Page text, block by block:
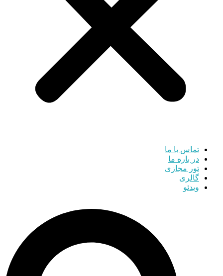
تماس با ما
در باره ما
تور مجازی
گالری
ویدئو